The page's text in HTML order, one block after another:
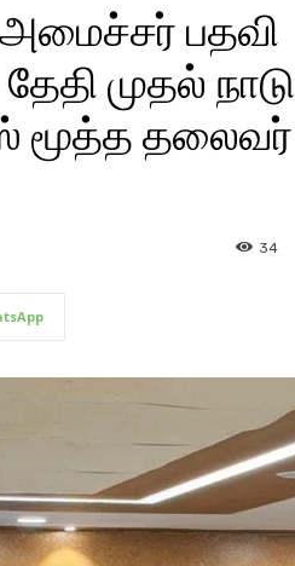
அமைச்​சர் பதவி
முதல் நாடு
மூத்த தலை​வர்
34